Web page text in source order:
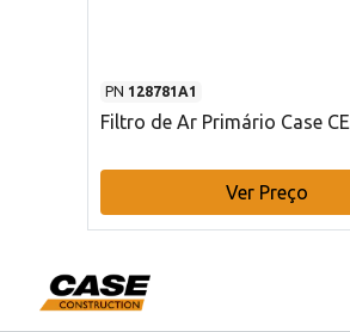
PN 128781A1
Filtro de Ar Primário Case CE
Ver Preço